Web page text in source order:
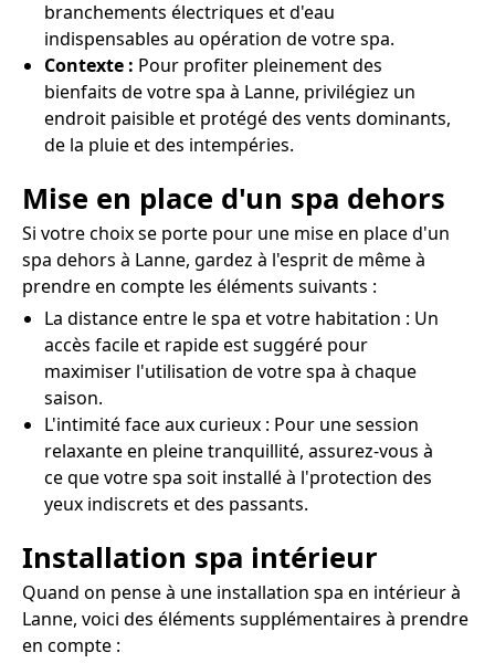
branchements électriques et d'eau
indispensables au opération de votre spa.
Contexte : Pour profiter pleinement des
bienfaits de votre spa à Lanne, privilégiez un
endroit paisible et protégé des vents dominants,
de la pluie et des intempéries.
Mise en place d'un spa dehors
Si votre choix se porte pour une mise en place d'un
spa dehors à Lanne, gardez à l'esprit de même à
prendre en compte les éléments suivants :
La distance entre le spa et votre habitation : Un
accès facile et rapide est suggéré pour
maximiser l'utilisation de votre spa à chaque
saison.
L'intimité face aux curieux : Pour une session
relaxante en pleine tranquillité, assurez-vous à
ce que votre spa soit installé à l'protection des
yeux indiscrets et des passants.
Installation spa intérieur
Quand on pense à une installation spa en intérieur à
Lanne, voici des éléments supplémentaires à prendre
en compte :